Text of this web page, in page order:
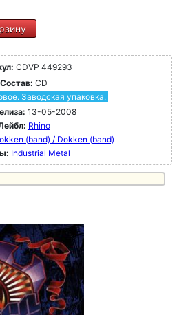
CDVP 449293
Состав: CD
Заводская упаковка.
13-05-2008
Rhino
(band) / Dokken (band)
Industrial Metal